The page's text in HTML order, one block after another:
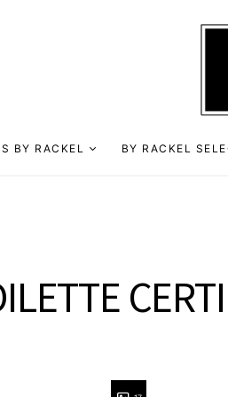
BY RACKEL BY RACKEL